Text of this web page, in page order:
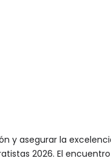
y asegurar la
2026. El